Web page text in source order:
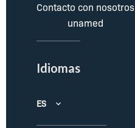
Contacto con nosotros
unamed
Idiomas
ES